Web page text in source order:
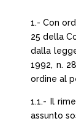
1.- Con
25 della
dalla
1992, n.
ordine al
1.1.- Il
assunto